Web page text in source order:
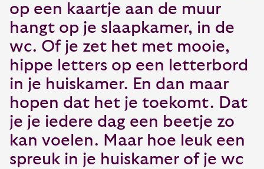
op een kaartje aan de muur
hangt op je slaapkamer, in de
wc. Of je zet het met mooie,
hippe letters op een letterbord
in je huiskamer. En dan maar
hopen dat het je toekomt. Dat
je je iedere dag een beetje zo
kan voelen. Maar hoe leuk een
spreuk in je huiskamer of je wc